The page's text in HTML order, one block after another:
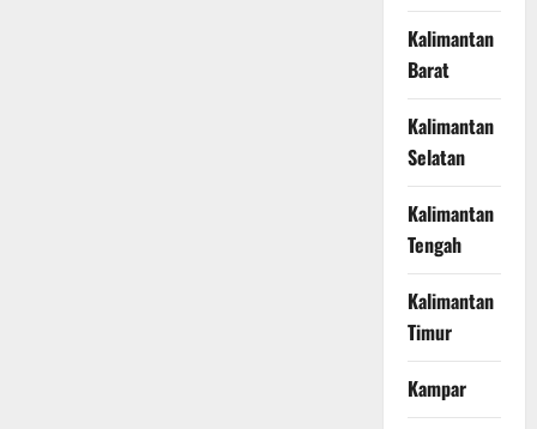
Kalimantan
Barat
Kalimantan
Selatan
Kalimantan
Tengah
Kalimantan
Timur
Kampar